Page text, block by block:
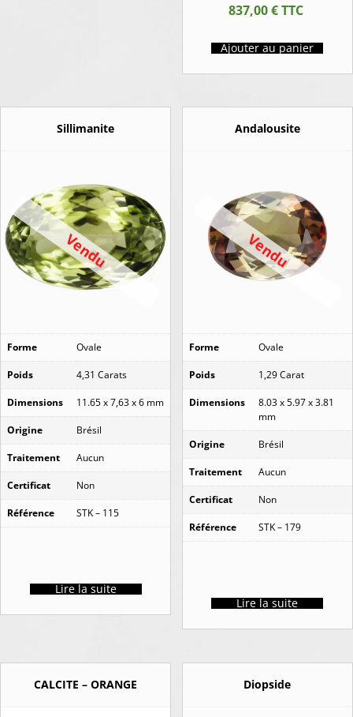
837,00€TTC
Ajouter au panier
Sillimanite
Vendu
Forme Ovale
Poids 4,31 Carats
Dimensions 11.65 x 7,63 x 6 mm
Origine Brésil
Traitement Aucun
Certificat Non
Référence STK – 115
Lire la suite
Andalousite
Vendu
Forme Ovale
Poids 1,29 Carat
Dimensions
8.03 x 5.97 x 3.81
mm
Origine Brésil
Traitement Aucun
Certificat Non
Référence STK – 179
Lire la suite
CALCITE – ORANGE Diopside